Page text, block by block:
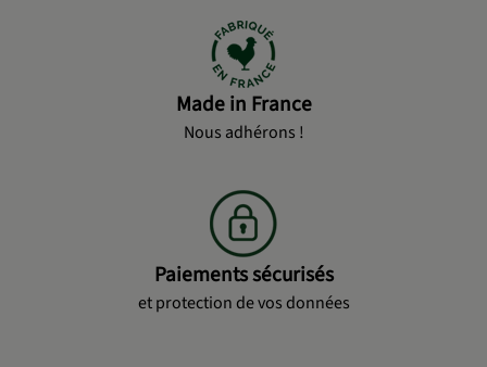
Made in France
Nous adhérons !
Paiements sécurisés
et protection de vos données